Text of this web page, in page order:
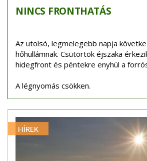
NINCS FRONTHATÁS
Az utolsó, legmelegebb napja
hőhullámnak. Csütörtök éjszaka
hidegfront és péntekre enyhül a
A légnyomás csökken.
HÍREK